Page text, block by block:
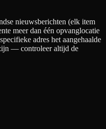
nieuwsberichten (elk item
meer dan één opvanglocatie
adres het aangehaalde
— controleer altijd de